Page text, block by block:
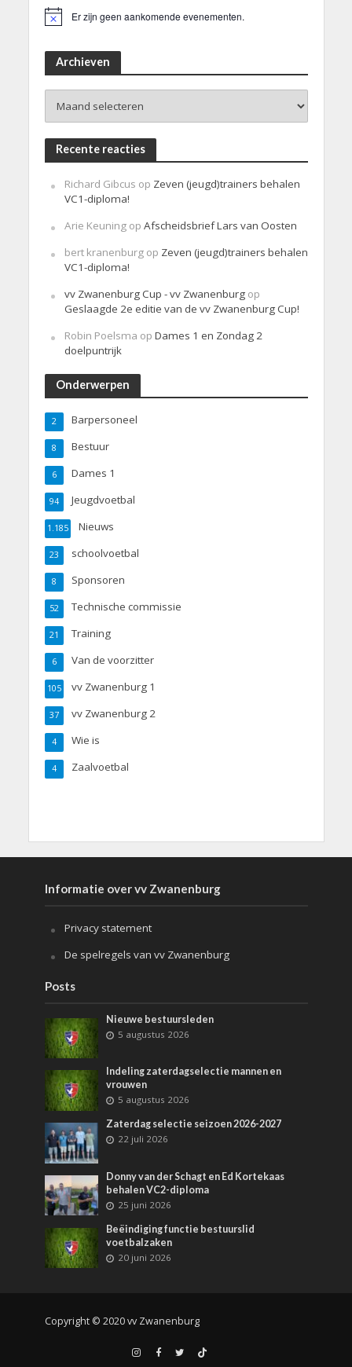
Er zijn geen aankomende evenementen.
Archieven
Recente reacties
Richard Gibcus op Zeven (jeugd)trainers behalen
VC1-diploma!
Arie Keuningop Afscheidsbrief Lars van Oosten
bert kranenburgop Zeven (jeugd)trainers behalen
VC1-diploma!
vv Zwanenburg Cup - vv Zwanenburgop
Geslaagde 2e editie van de vv Zwanenburg Cup!
Robin Poelsma op Dames 1 en Zondag 2
doelpuntrijk
Onderwerpen
Barpersoneel
2
Bestuur
8
Dames 1
6
Jeugdvoetbal
94
Nieuws
1.185
schoolvoetbal
23
Sponsoren
8
Technische commissie
52
Training
21
Van de voorzitter
6
vv Zwanenburg 1
105
vv Zwanenburg 2
37
Wie is
4
Zaalvoetbal
4
Informatie over vv Zwanenburg
Privacy statement
De spelregels van vv Zwanenburg
Posts
Nieuwe bestuursleden
5 augustus 2026
Indeling zaterdagselectie mannen en
vrouwen
5 augustus 2026
Zaterdag selectie seizoen 2026-2027
22 juli 2026
Donny van der Schagt en Ed Kortekaas
behalen VC2-diploma
25 juni 2026
Beëindiging functie bestuurslid
voetbalzaken
20 juni 2026
Copyright © 2020 vv Zwanenburg